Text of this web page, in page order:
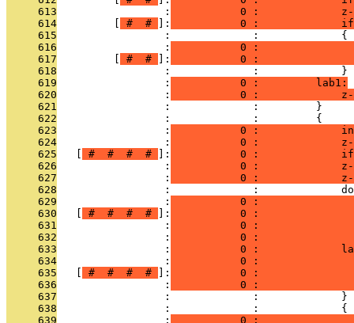
     613
                 :
0 :
     614
# # ]:
0 :
     615
                 :             :             {
     616
                 :
0 :
     617
# # ]:
0 :
     618
                 :             :             }
     619
                 :
           0 :         lab1:
     620
                 :
0 :
     621
                 :             :         }
     622
                 :             :         {
     623
                 :
0 :
     624
                 :
0 :
     625
# # # # ]:
0 :
     626
                 :
0 :
     627
                 :
0 :
     628
:             :
     629
                 :
0 :
     630
# # # # ]:
0 :
     631
                 :
0 :
     632
                 :
0 :
     633
                 :
0 :
     634
                 :
0 :
     635
# # # # ]:
0 :
     636
                 :
0 :
     637
:             :             }
     638
                 :             :             {
     639
                 :
0 :